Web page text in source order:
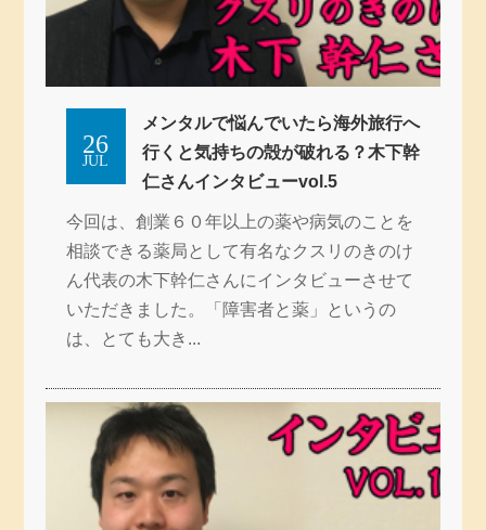
JUL
26
メンタルで悩んでいたら海外旅行へ
行くと気持ちの殻が破れる？木下幹
仁さんインタビューvol.5
今回は、創業６０年以上の薬や病気のことを
相談できる薬局として有名なクスリのきのけ
ん代表の木下幹仁さんにインタビューさせて
いただきました。「障害者と薬」というの
は、とても大き...